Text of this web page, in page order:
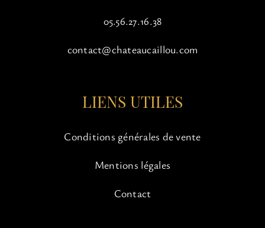
05.56.27.16.38
contact@chateaucaillou.com
LIENS UTILES
Conditions générales de vente
Mentions légales
Contact